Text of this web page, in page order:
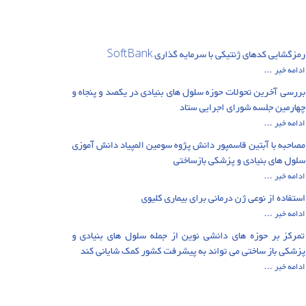
رمزگشایی کدهای ژنتیکی با سرمایه گذاری SoftBank
ادامه خبر ...
بررسی آخرین تحولات حوزه سلول های بنیادی در یکصد و پنجاه و
چهارمین جلسه شورای اجرایی ستاد
ادامه خبر ...
مصاحبه با آبتین قاسمپور دانش پژوه سومین المپیاد دانش آموزی
سلول های بنیادی و پزشکی بازساختی
ادامه خبر ...
استفاده از نوعی ژن درمانی برای بیماری کلیوی
ادامه خبر ...
تمرکز بر حوزه های دانشی نوین از جمله سلول های بنیادی و
پزشکی باز ساختی می تواند به پیشرفت کشور کمک شایانی کند
ادامه خبر ...